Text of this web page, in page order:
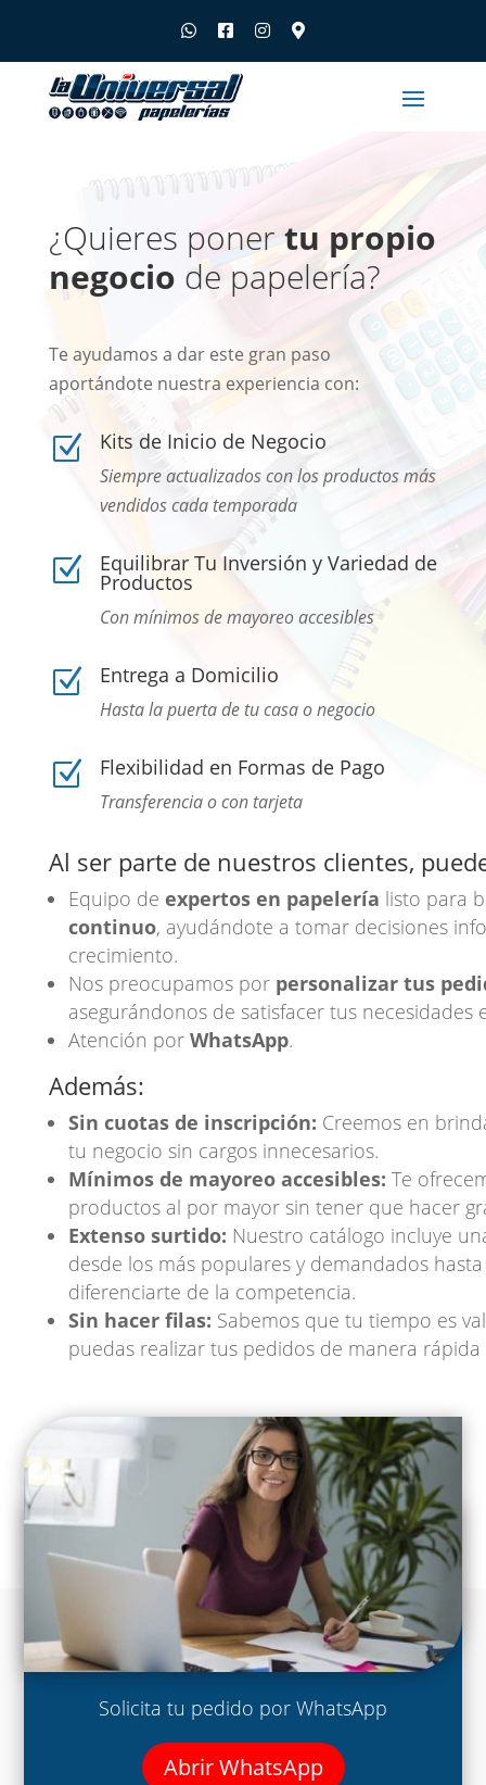
¿Quieres ponertu propio
negocio de papelería?
Te ayudamos a dar este gran paso
aportándote nuestra experiencia con:
Z Kits de Inicio de Negocio
Siempre actualizados con los productos más
vendidos cada temporada
Z Equilibrar Tu Inversión y Variedad de
Productos
Con mínimos de mayoreo accesibles
Z Entrega a Domicilio
Hasta la puerta de tu casa o negocio
Z Flexibilidad en Formas de Pago
Transferencia o con tarjeta
Al ser parte de nuestros clientes,
Equipo de expertos en papelería listo para
continuo, ayudándote a tomar decisiones
crecimiento.
Nos preocupamos por personalizar tus
asegurándonos de satisfacer tus necesidades
Atención por WhatsApp.
Además:
Sin cuotas de inscripción: Creemos en
tu negocio sin cargos innecesarios.
Mínimos de mayoreo accesibles: Te
productos al por mayor sin tener que hacer
Extenso surtido: Nuestro catálogo incluye
desde los más populares y demandados
diferenciarte de la competencia.
Sin hacer filas: Sabemos que tu tiempo es
puedas realizar tus pedidos de manera rápida
Solicita tu pedido por WhatsApp
Abrir WhatsApp